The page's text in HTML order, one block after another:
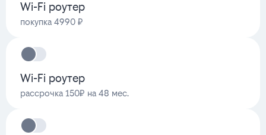
Wi-Fi роутер
покупка 4990 ₽
Wi-Fi роутер
рассрочка 150₽ на 48 мес.